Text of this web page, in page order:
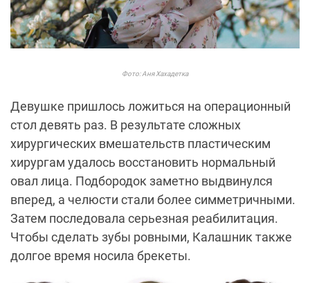
Фото: Аня Хахадетка
Девушке пришлось ложиться на операционный
стол девять раз. В результате сложных
хирургических вмешательств пластическим
хирургам удалось восстановить нормальный
овал лица. Подбородок заметно выдвинулся
вперед, а челюсти стали более симметричными.
Затем последовала серьезная реабилитация.
Чтобы сделать зубы ровными, Калашник также
долгое время носила брекеты.